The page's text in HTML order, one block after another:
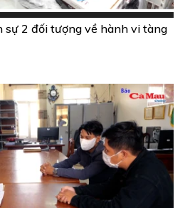
sự 2 đối tượng về hành vi tàng